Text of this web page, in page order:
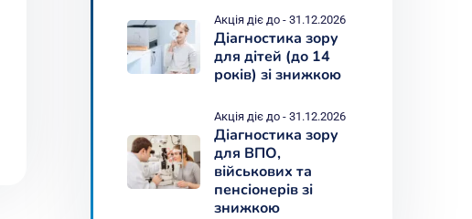
Акція діє до - 31.12.2026
Діагностика зору
для дітей (до 14
років) зі знижкою
Акція діє до - 31.12.2026
Діагностика зору
для ВПО,
військових та
пенсіонерів зі
знижкою